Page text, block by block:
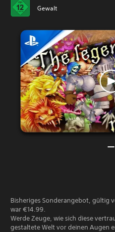
Gewalt
Bisheriges Sonderangebot, gültig
war €14.99.
Werde Zeuge, wie sich diese
gestaltete Welt vor deinen Augen